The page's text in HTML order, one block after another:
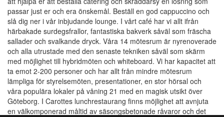
passar just er och era önskemål. Beställ en god cappuccino och
slå dig ner i vår inbjudande lounge. I vårt café har vi allt ifrån
härbakade surdegsfrallor, fantastiska bakverk såväl som fräscha
sallader och svalkande dryck. Våra 14 mötesrum är nyrenoverade
och alla utrustade med den senaste tekniken såväl som skärm
med möjlighet till hybridmöten och whiteboard. Vi har kapacitet att
ta emot 2-200 personer och har allt från mindre mötesrum
lämpliga för styrelsemöten, presentationer, en stor hörsal och
våra populära lokaler på våning 21 med en magisk utsikt över
Göteborg. I Carottes lunchrestaurang finns möjlighet att avnjuta
en välkomponerad måltid av säsongsbetonade råvaror och det